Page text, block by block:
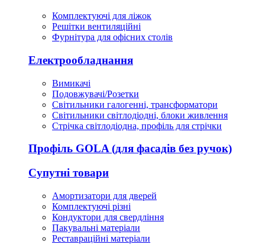
Комплектуючі для ліжок
Решітки вентиляційні
Фурнітура для офісних столів
Електрообладнання
Вимикачі
Подовжувачі/Розетки
Світильники галогенні, трансформатори
Світильники світлодіодні, блоки живлення
Стрічка світлодіодна, профіль для стрічки
Профіль GOLA (для фасадів без ручок)
Супутні товари
Амортизатори для дверей
Комплектуючі різні
Кондуктори для свердління
Пакувальні матеріали
Реставраційні матеріали